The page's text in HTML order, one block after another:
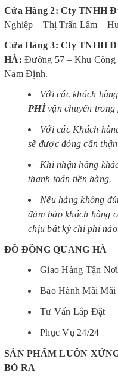
Cửa Hàng 2: Cty TNHH
Nghiệp – Thị Trấn Lâm –
Cửa Hàng 3: Cty TNHH
HÀ: Đường 57 – Khu Công
Nam Định.
Với các khách
PHÍ vận chuyển
Với các Khách
sẽ được đóng cẩn
Khi nhận hàng
thanh toán tiền hàng.
Nếu hàng không
đảm bảo khách hàng
chịu bất kỳ chi phí
ĐỒ ĐỒNG QUANG HÀ
Giao Hàng Tận Nơi
Bảo Hành Mãi Mãi
Tư Vấn Lắp Đặt
Phục Vụ 24/24
SẢN PHẨM LUÔN
BỎ RA